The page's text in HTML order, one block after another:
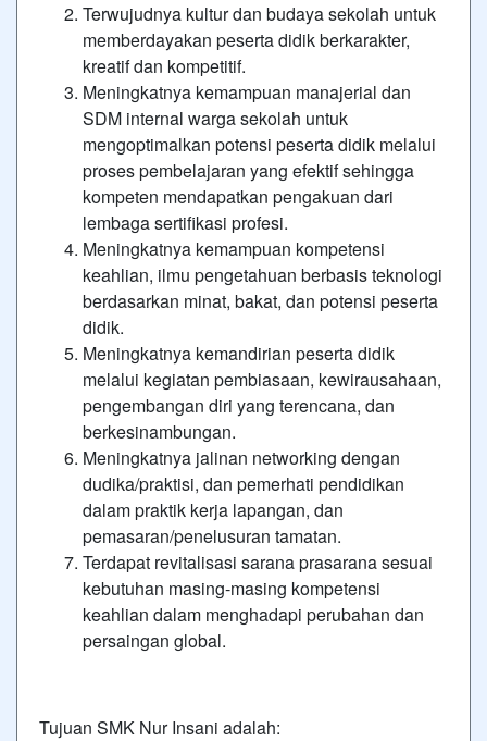
Terwujudnya kultur dan budaya sekolah untuk
memberdayakan peserta didik berkarakter,
kreatif dan kompetitif.
Meningkatnya kemampuan manajerial dan
SDM internal warga sekolah untuk
mengoptimalkan potensi peserta didik melalui
proses pembelajaran yang efektif sehingga
kompeten mendapatkan pengakuan dari
lembaga sertifikasi profesi.
Meningkatnya kemampuan kompetensi
keahlian, ilmu pengetahuan berbasis teknologi
berdasarkan minat, bakat, dan potensi peserta
didik.
Meningkatnya kemandirian peserta didik
melalui kegiatan pembiasaan, kewirausahaan,
pengembangan diri yang terencana, dan
berkesinambungan.
Meningkatnya jalinan networking dengan
dudika/praktisi, dan pemerhati pendidikan
dalam praktik kerja lapangan, dan
pemasaran/penelusuran tamatan.
Terdapat revitalisasi sarana prasarana sesuai
kebutuhan masing-masing kompetensi
keahlian dalam menghadapi perubahan dan
persaingan global.
Tujuan SMK Nur Insani adalah: